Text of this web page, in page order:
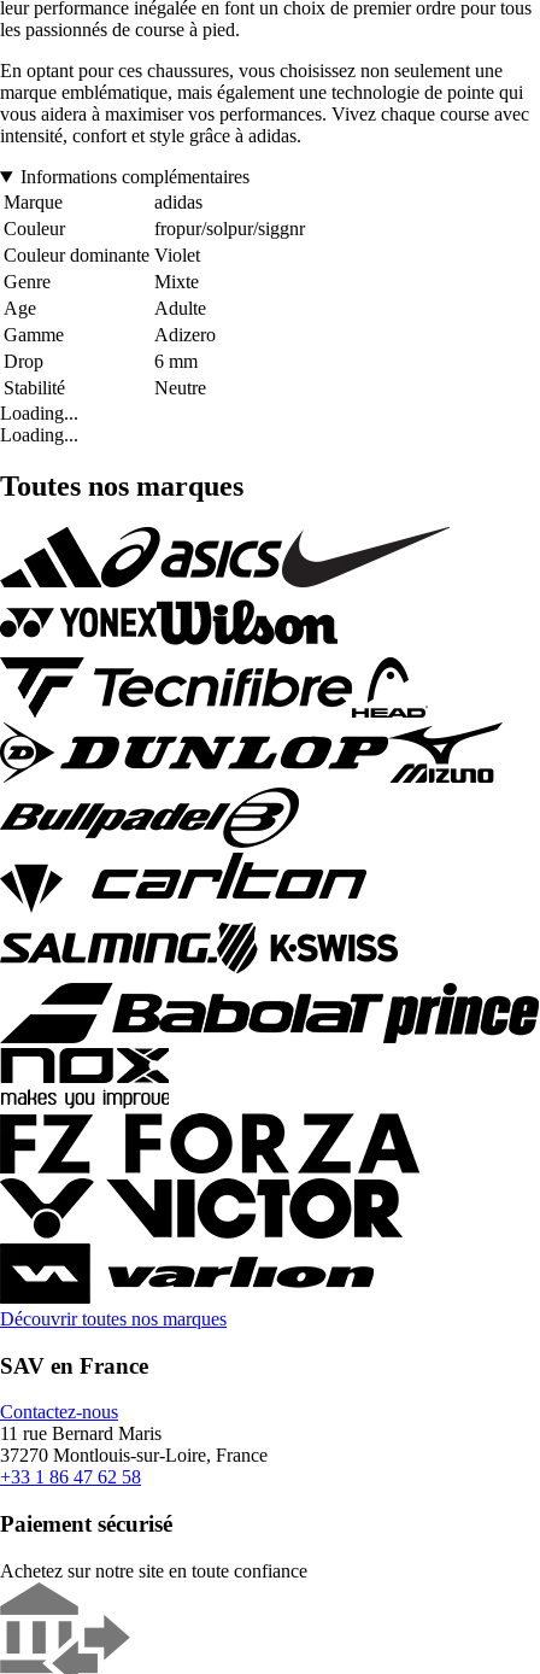
leur performance inégalée en font un choix de premier ordre pour tous
les passionnés de course à pied.
En optant pour ces chaussures, vous choisissez non seulement une
marque emblématique, mais également une technologie de pointe qui
vous aidera à maximiser vos performances. Vivez chaque course avec
intensité, confort et style grâce à adidas.
Informations complémentaires
Marque
adidas
Couleur
fropur/solpur/siggnr
Couleur dominante Violet
Genre
Mixte
Age
Adulte
Gamme
Adizero
Drop
6 mm
Stabilité
Neutre
Loading...
Loading...
Toutes nos marques
Découvrir toutes nos marques
SAV en France
Contactez-nous
11 rue Bernard Maris
37270 Montlouis-sur-Loire, France
+33 1 86 47 62 58
Paiement sécurisé
Achetez sur notre site en toute confiance